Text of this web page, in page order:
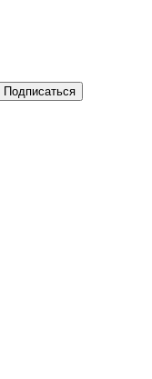
Подписаться